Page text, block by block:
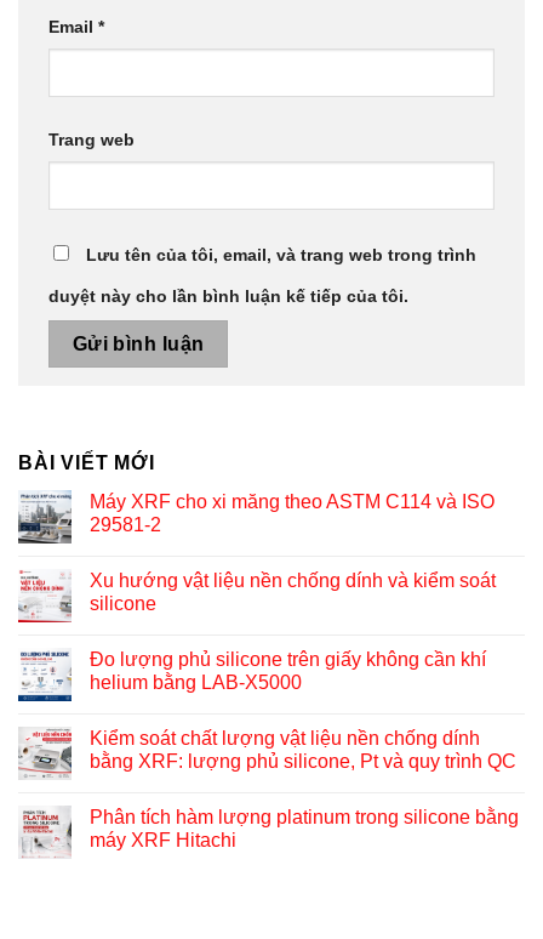
Email *
Trang web
Lưu tên của tôi, email, và trang web trong trình
duyệt này cho lần bình luận kế tiếp của tôi.
BÀI VIẾT MỚI
Máy XRF cho xi măng theo ASTM C114 và ISO
29581-2
Xu hướng vật liệu nền chống dính và kiểm soát
silicone
Đo lượng phủ silicone trên giấy không cần khí
helium bằng LAB-X5000
Kiểm soát chất lượng vật liệu nền chống dính
bằng XRF: lượng phủ silicone, Pt và quy trình QC
Phân tích hàm lượng platinum trong silicone bằng
máy XRF Hitachi